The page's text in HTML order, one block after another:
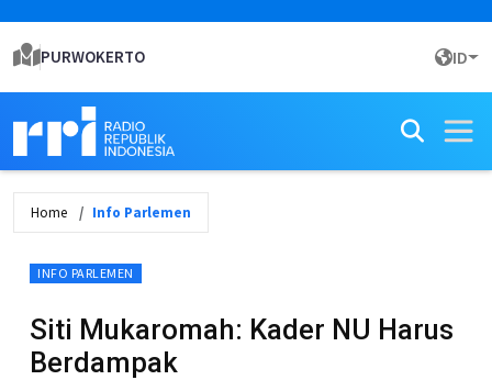
PURWOKERTO ID
Home Info Parlemen
INFO PARLEMEN
Siti Mukaromah: Kader NU Harus
Berdampak